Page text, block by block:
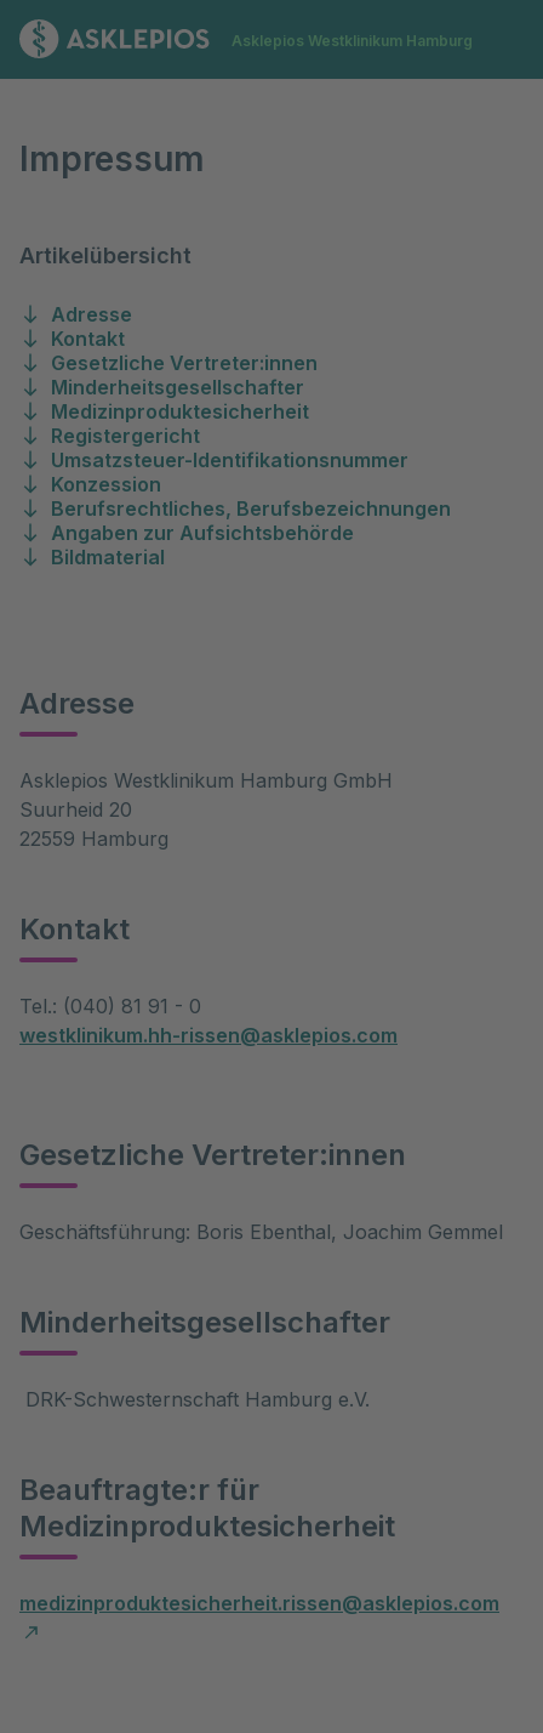
Zur Startseite
Asklepios Westklinikum Hamburg
Impressum
Artikelübersicht
Adresse
Kontakt
Gesetzliche Vertreter:innen
Minderheitsgesellschafter
Medizinproduktesicherheit
Registergericht
Umsatzsteuer-Identifikationsnummer
Konzession
Berufsrechtliches, Berufsbezeichnungen
Angaben zur Aufsichtsbehörde
Bildmaterial
Adresse
Asklepios Westklinikum Hamburg GmbH
Suurheid 20
22559 Hamburg
Kontakt
Tel.: (040) 81 91 - 0
westklinikum.hh-rissen@asklepios.com
Gesetzliche Vertreter:innen
Geschäftsführung: Boris Ebenthal, Joachim Gemmel
Minderheitsgesellschafter
DRK-Schwesternschaft Hamburg e.V.
Beauftragte:r für
Medizinproduktesicherheit
medizinproduktesicherheit.rissen@asklepios.com